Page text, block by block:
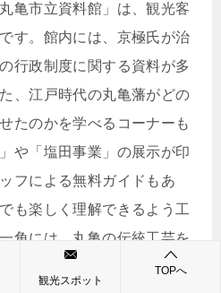
亀市立資料館」は、観光客
す。館内には、京極氏が治
行政制度に関する資料が多
、江戸時代の丸亀藩がどの
たのかを学べるコーナーも
や「塩田事業」の展示が印
フによる無料ガイドもあ
も楽しく理解できるよう工
角には、丸亀の伝統工芸を
だけでなく地域の文化に触
観光スポット
TOPへ